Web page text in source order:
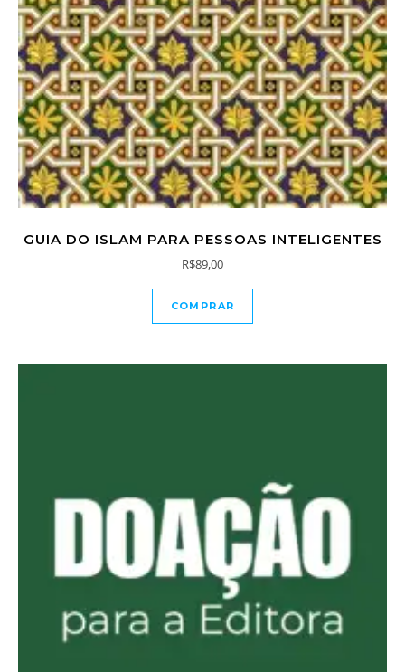
GUIA DO ISLAM PARA PESSOAS INTELIGENTES
R$89,00
COMPRAR